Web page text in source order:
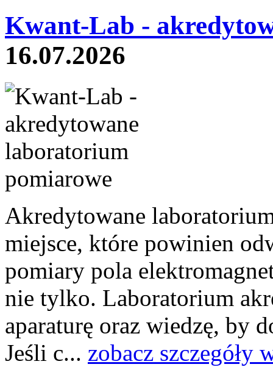
Kwant-Lab -
16.07.2026
Akredytowane
miejsce, które powinien
pomiary pola
nie tylko. Laboratorium
aparaturę oraz wiedzę, by
Jeśli c... zobacz szczegóły